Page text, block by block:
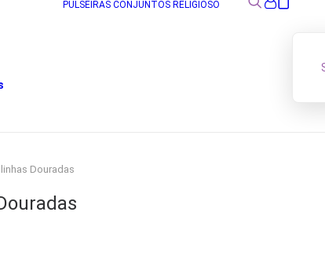
PULSEIRAS CONJUNTOS RELIGIOSO
Douradas